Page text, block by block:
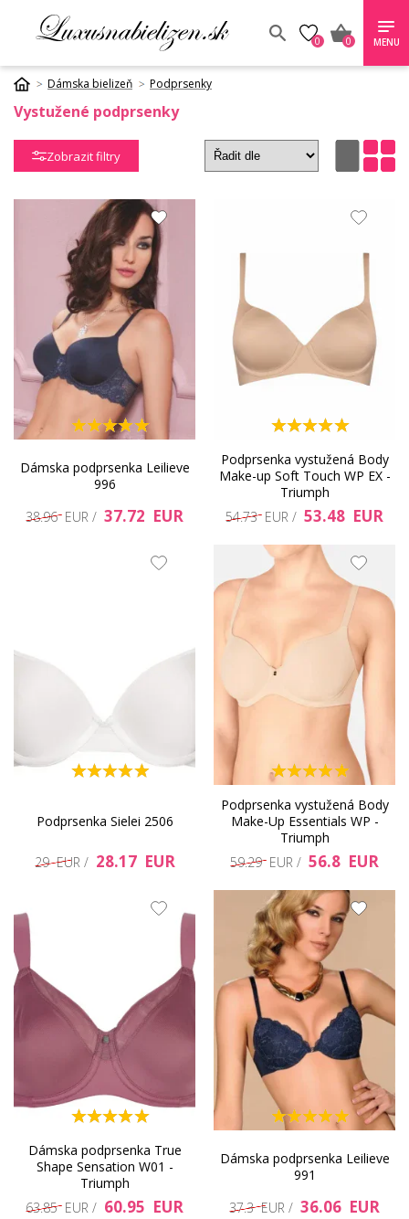
0 0 MENU
Dámska bielizeň Podprsenky
Vystužené podprsenky
Zobrazit filtry
Dámska podprsenka Leilieve
996
38.96 EUR / 37.72 EUR
Podprsenka vystužená Body
Make-up Soft Touch WP EX -
Triumph
54.73 EUR / 53.48 EUR
Podprsenka Sielei 2506
29 EUR / 28.17 EUR
Podprsenka vystužená Body
Make-Up Essentials WP -
Triumph
59.29 EUR / 56.8 EUR
Dámska podprsenka True
Shape Sensation W01 -
Triumph
63.85 EUR / 60.95 EUR
Dámska podprsenka Leilieve
991
37.3 EUR / 36.06 EUR